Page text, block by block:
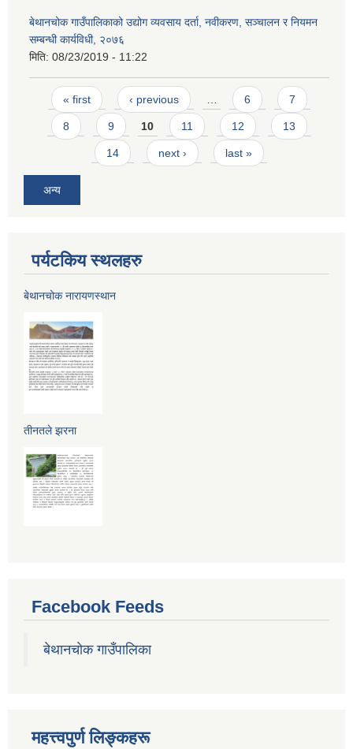
बेथानचोक गाउँपालिकाको उद्योग व्यवसाय दर्ता, नवीकरण, सञ्चालन र नियमन
सम्बन्धी कार्यविधी, २०७६
मिति: 08/23/2019 - 11:22
Pages
« first ‹ previous … 6 7
8 9 10 11 12 13
14 next › last »
अन्य
पर्यटकिय स्थलहरु
बेथानचोक नारायणस्थान
तीनतले झरना
Facebook Feeds
बेथानचोक गाउँपालिका
महत्त्वपुर्ण लिङ्कहरू